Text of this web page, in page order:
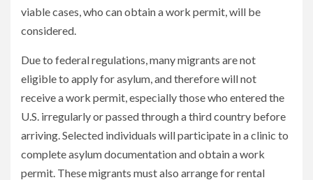
viable cases, who can obtain a work permit, will be
considered.
Due to federal regulations, many migrants are not
eligible to apply for asylum, and therefore will not
receive a work permit, especially those who entered the
U.S. irregularly or passed through a third country before
arriving. Selected individuals will participate in a clinic to
complete asylum documentation and obtain a work
permit. These migrants must also arrange for rental